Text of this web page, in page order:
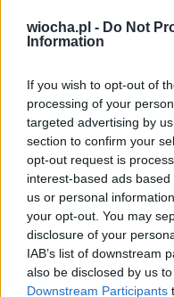
wiocha.pl - Do Not
Information
If you wish to opt-out of
processing of your
targeted advertising by
section to confirm your
opt-out request is
interest-based ads
us or personal
your opt-out. You may
disclosure of your
IAB’s list of downstream
also be disclosed by us
Downstream Participants
Ludzie ludzie
przezAkuszer— 47
Kategoria: 🏛️Polityka Tagi:
Jest rocznica będzie